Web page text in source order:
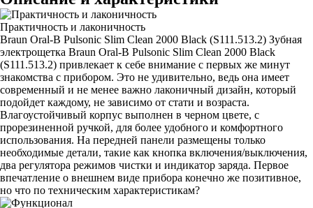
Практичность и лаконичность
Braun Oral-B Pulsonic Slim Clean 2000 Black (S111.513.2) Зубная
электрощетка Braun Oral-B Pulsonic Slim Clean 2000 Black
(S111.513.2) привлекает к себе внимание с первых же минут
знакомства с прибором. Это не удивительно, ведь она имеет
современный и не менее важно лаконичный дизайн, который
подойдет каждому, не зависимо от стати и возраста.
Влагоустойчивый корпус выполнен в черном цвете, с
прорезиненной ручкой, для более удобного и комфортного
использования. На передней панели размещены только
необходимые детали, такие как кнопка включения/выключения,
два регулятора режимов чистки и индикатор заряда. Первое
впечатление о внешнем виде прибора конечно же позитивное,
но что по техническим характеристикам?